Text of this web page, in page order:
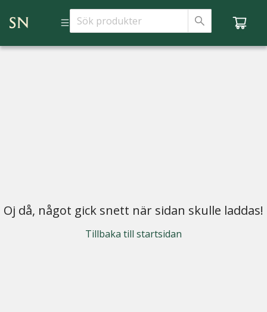
Oj då, något gick snett när sidan skulle laddas!
Tillbaka till startsidan